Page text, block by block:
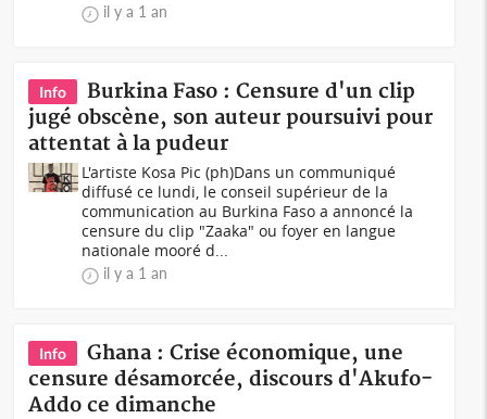
il y a 1 an
Info
Burkina Faso : Censure d'un clip
jugé obscène, son auteur poursuivi pour
attentat à la pudeur
L'artiste Kosa Pic (ph)Dans un communiqué
diffusé ce lundi, le conseil supérieur de la
communication au Burkina Faso a annoncé la
censure du clip "Zaaka" ou foyer en langue
nationale mooré d...
il y a 1 an
Info
Ghana : Crise économique, une
censure désamorcée, discours d'Akufo-
Addo ce dimanche